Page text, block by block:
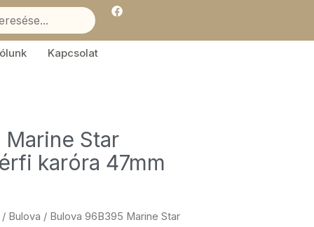
F
a
e
Kapcsolat
Star
karóra 47mm
/ Bulova / Bulova 96B395 Marine Star